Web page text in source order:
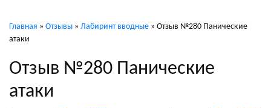
Главная » Отзывы » Лабиринт вводные » Отзыв №280 Панические
атаки
Отзыв №280 Панические
атаки